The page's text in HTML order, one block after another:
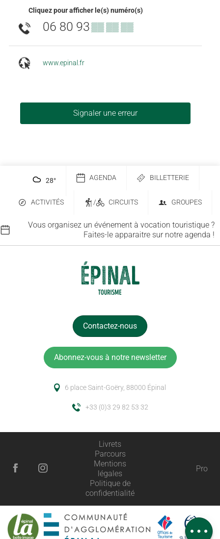
Horaires
Avis
Cliquez pour afficher le(s) numéro(s)
06 80 93▒▒ ▒▒ ▒▒
www.epinal.fr
Signaler une erreur
28° AGENDA BILLETTERIE
ACTIVITÉS / CIRCUITS GROUPES
Vous organisez un événement à vocation touristique ?
Faites-le apparaitre sur notre agenda !
Contactez-nous
Abonnez-vous à notre newsletter
6 place Saint-Goëry, 88000 Épinal
+33 (0)3 29 82 53 32
Livrets
Parcours
Mentions
légales
Politique de
confidentialité
Pro